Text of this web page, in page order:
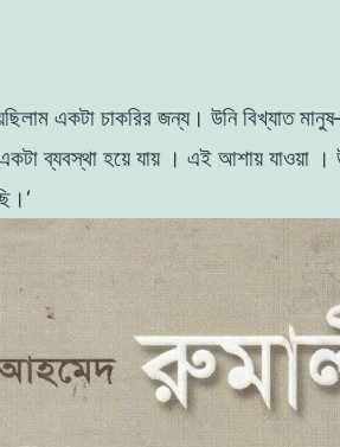
একটা চাকরির জন্য। উনিবিখ্যাতমানুষ
ব্যবস্থা হয়েযায় । এই আশায়যাওয়া
। ‘